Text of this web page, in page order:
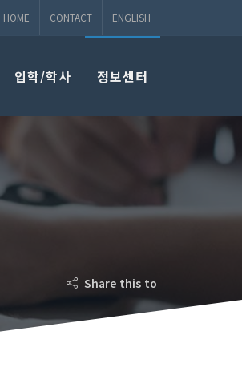
HOME CONTACT ENGLISH
입학/학사 정보센터
Share this to